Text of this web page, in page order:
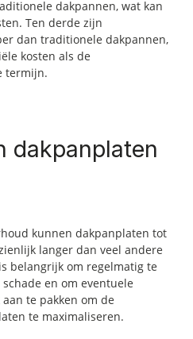
dakpannen, wat kan
Ten derde zijn
dan traditionele dakpannen,
kosten als de
termijn.
dakpanplaten
kunnen dakpanplaten tot
langer dan veel andere
belangrijk om regelmatig te
en om eventuele
te pakken om de
te maximaliseren.